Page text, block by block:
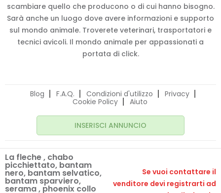
La fleche , chabo
picchiettato, bantam
nero, bantam selvatico,
bantam sparviero,
serama , phoenix collo
Se vuoi contattare il
venditore devi registrarti ad
scambiare quello che producono o di cui hanno bisogno.
Sarà anche un luogo dove avere informazioni e supporto
sul mondo animale. Troverete veterinari, trasportatori e
tecnici avicoli. Il mondo animale per appassionati a
portata di click.
Blog F.A.Q. Condizioni d'utilizzo
Privacy
Cookie Policy
Aiuto
INSERISCI ANNUNCIO